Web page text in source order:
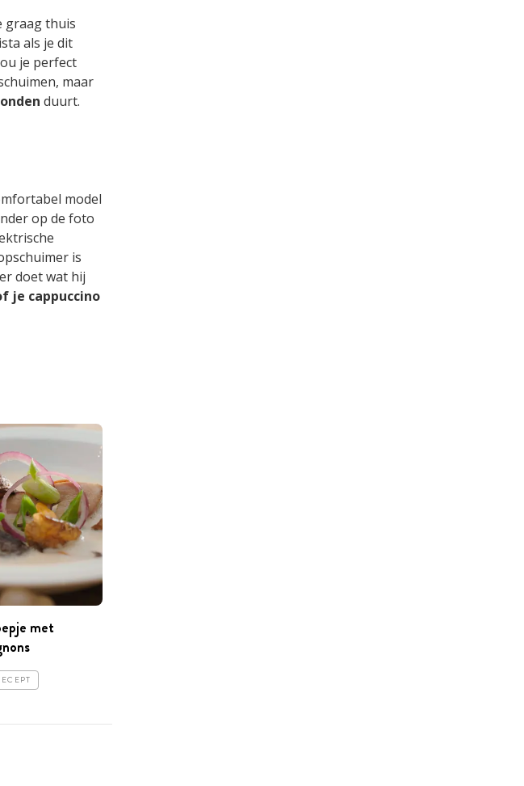
graag thuis
als je dit
je perfect
maar
duurt.
model
op de foto
is
doet wat hij
je cappuccino
met